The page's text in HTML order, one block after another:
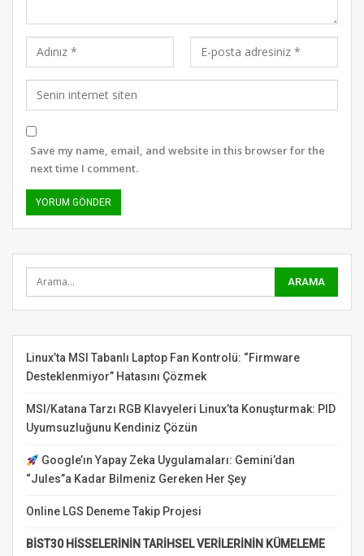
Save my name, email, and website in this browser for the
next time I comment.
Linux’ta MSI Tabanlı Laptop Fan Kontrolü: “Firmware
Desteklenmiyor” Hatasını Çözmek
MSI/Katana Tarzı RGB Klavyeleri Linux’ta Konuşturmak: PID
Uyumsuzluğunu Kendiniz Çözün
Google’ın Yapay Zeka Uygulamaları: Gemini’dan
“Jules”a Kadar Bilmeniz Gereken Her Şey
Online LGS Deneme Takip Projesi
BİST30 HİSSELERİNİN TARİHSEL VERİLERİNİN KÜMELEME